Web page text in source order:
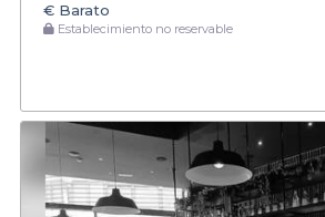
€ Barato
Establecimiento no reservable